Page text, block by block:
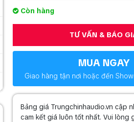
Còn hàng
TƯ VẤN & BÁO
MUA NGAY
Giao hàng tận nơi hoặc đến
Bảng giá Trungchinhaudio.vn cập
cam kết giá luôn tốt nhất. Vui lòng